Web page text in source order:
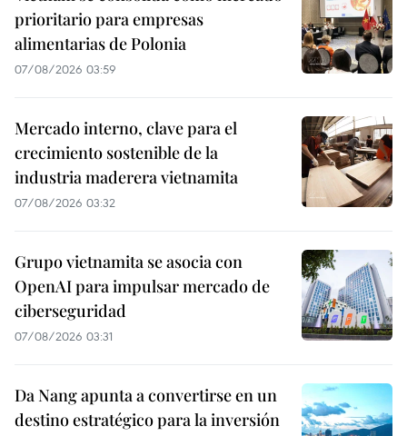
prioritario para empresas
alimentarias de Polonia
07/08/2026 03:59
Mercado interno, clave para el
crecimiento sostenible de la
industria maderera vietnamita
07/08/2026 03:32
Grupo vietnamita se asocia con
OpenAI para impulsar mercado de
ciberseguridad
07/08/2026 03:31
Da Nang apunta a convertirse en un
destino estratégico para la inversión